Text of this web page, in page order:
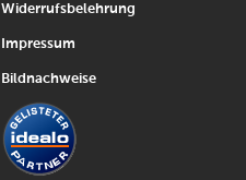
Widerrufsbelehrung
Impressum
Bildnachweise